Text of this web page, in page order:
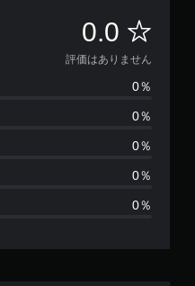
0.0 評
価
は
あ
ま
評価はありません
0％
0％
0％
0％
0％